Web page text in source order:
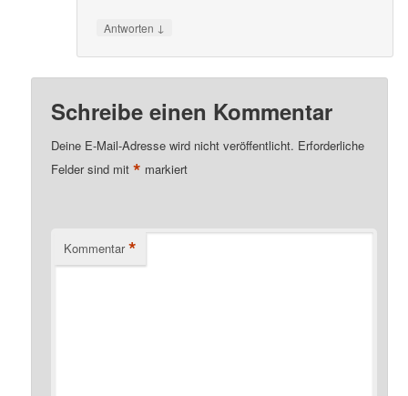
Antworten ↓
Schreibe einen Kommentar
Deine E-Mail-Adresse wird nicht veröffentlicht. Erforderliche
Felder sind mit* markiert
Kommentar *